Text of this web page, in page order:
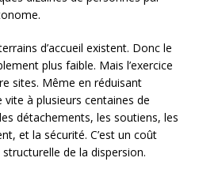
d’accueil existent. Donc le
plus faible. Mais l’exercice
sites. Même en réduisant
à plusieurs centaines de
détachements, les soutiens, les
et la sécurité. C’est un coût
de la dispersion.